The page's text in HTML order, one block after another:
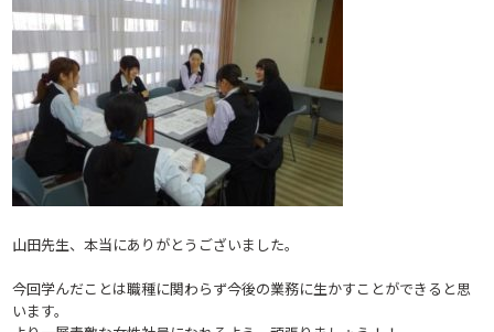
山田先生、本当にありがとうございました。
今回学んだことは職種に関わらず今後の業務に生かすことができると思
います。